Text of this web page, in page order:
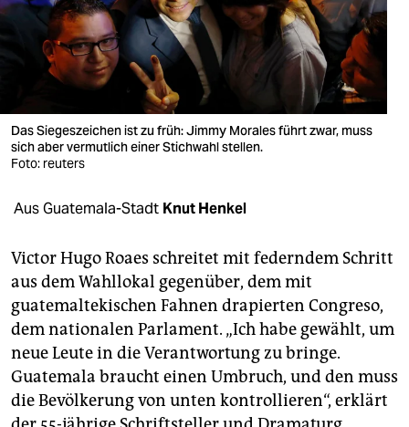
wahrheit
verlag
verlag
veranstaltungen
unterstützen
genossenschaft
epaper login
Das Siegeszeichen ist zu früh: Jimmy Morales führt zwar, muss
sich aber vermutlich einer Stichwahl stellen.
Foto: reuters
Aus Guatemala-Stadt Knut Henkel
Victor Hugo Roaes schreitet mit federndem Schritt
aus dem Wahllokal gegenüber, dem mit
guatemaltekischen Fahnen drapierten Congreso,
dem nationalen Parlament. „Ich habe gewählt, um
neue Leute in die Verantwortung zu bringe.
Guatemala braucht einen Umbruch, und den muss
die Bevölkerung von unten kontrollieren“, erklärt